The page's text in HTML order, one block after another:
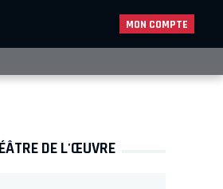
MON COMPTE
DE L'ŒUVRE